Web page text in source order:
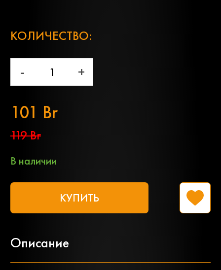
КОЛИЧЕСТВО:
- +
101 Br
119 Br
В наличии
КУПИТЬ
Описание